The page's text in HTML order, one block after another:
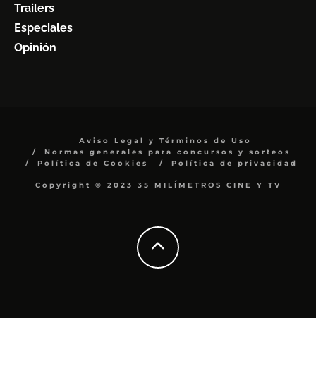
Trailers
Especiales
Opinión
Aviso Legal y Términos de Uso
Normas generales para concursos y sorteos
Política de Cookies
Política de privacidad
Copyright © 2023 35 MILÍMETROS CINE Y TV